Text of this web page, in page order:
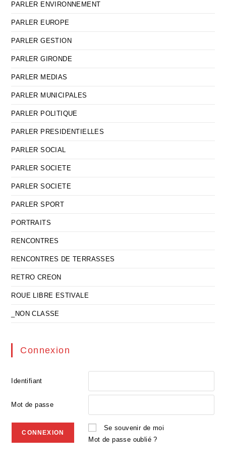
PARLER ENVIRONNEMENT
PARLER EUROPE
PARLER GESTION
PARLER GIRONDE
PARLER MEDIAS
PARLER MUNICIPALES
PARLER POLITIQUE
PARLER PRESIDENTIELLES
PARLER SOCIAL
PARLER SOCIETE
PARLER SOCIETE
PARLER SPORT
PORTRAITS
RENCONTRES
RENCONTRES DE TERRASSES
RETRO CREON
ROUE LIBRE ESTIVALE
_NON CLASSE
Connexion
Identifiant
Mot de passe
Se souvenir de moi
Mot de passe oublié ?